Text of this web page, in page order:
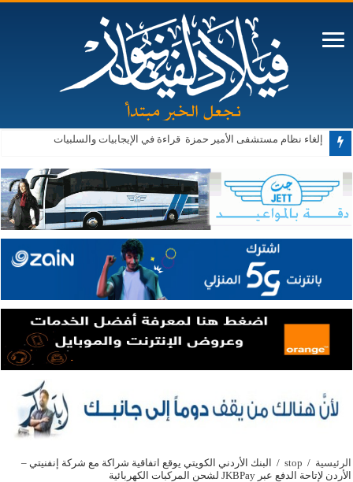
إلغاء نظام مستشفى الأمير حمزة قراءة في الإيجابيات والسلبيات
الرئيسية /
stop
/
البنك الأردني الكويتي يوقع اتفاقية شراكة مع شركة إنفنيتي –
الأردن لإتاحة الدفع عبر JKBPay لشحن المركبات الكهربائية